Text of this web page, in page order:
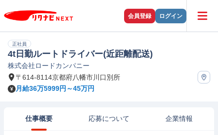
会員登録 ログイン
正社員
4t日勤ルートドライバー(近距離配送)
株式会社ロードカンパニー
〒614-8114京都府八幡市川口別所
月給36万5999円～45万円
仕事概要 応募について 企業情報